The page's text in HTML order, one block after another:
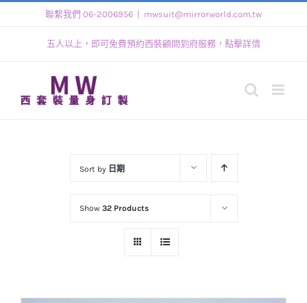
聯繫我們 06-2006956 mwsuit@mirrorworld.com.tw
五人以上，即可免費預約西裝顧問到府服務，點擊詳情
Sort by 日期
Show 32 Products